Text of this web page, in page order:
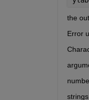
the
Error